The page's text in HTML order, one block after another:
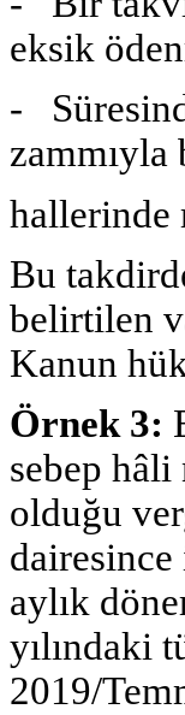
eksik
-
hallerinde
Bu
belirtilen
Kanun
Örnek 3:
sebep
olduğu
dairesince
aylık
yılındaki
2019/